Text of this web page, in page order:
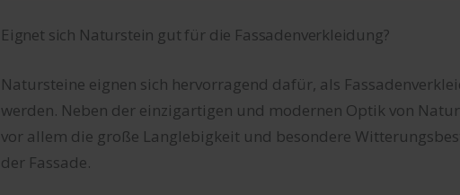
Eignet sich Naturstein gut für die Fassadenverkleidung?
Natursteine eignen sich hervorragend dafür, als
werden. Neben der einzigartigen und modernen Optik von
vor allem die große Langlebigkeit und besondere
der Fassade.